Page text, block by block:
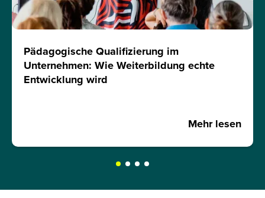
Pädagogische Qualifizierung im
Unternehmen: Wie Weiterbildung echte
Entwicklung wird
Mehr lesen